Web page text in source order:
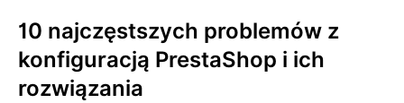
10 najczęstszych problemów z
konfiguracją PrestaShop i ich
rozwiązania